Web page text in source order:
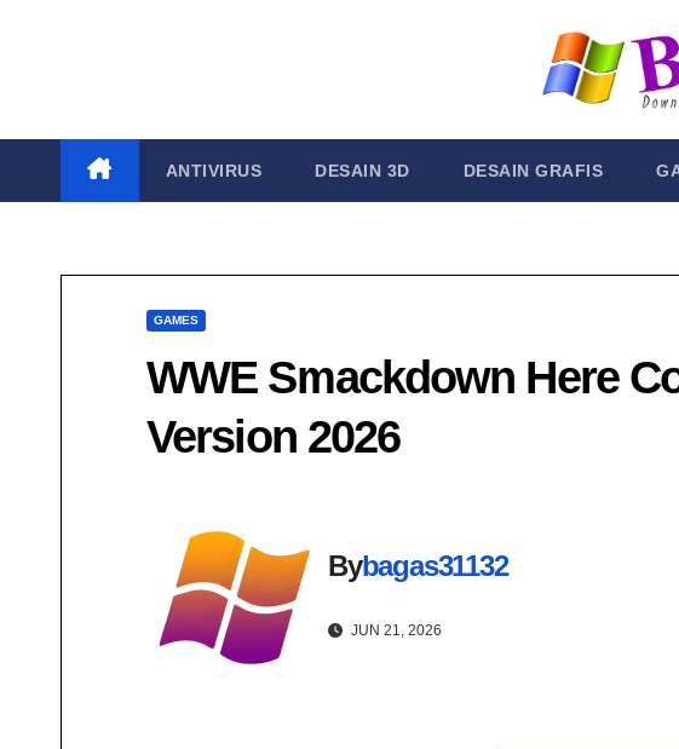
ANTIVIRUS DESAIN 3D DESAIN GRAFIS
GAMES
WWE Smackdown Here
Version 2026
Bybagas31132
JUN 21, 2026